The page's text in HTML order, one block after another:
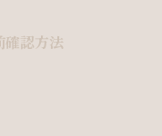
確認方法